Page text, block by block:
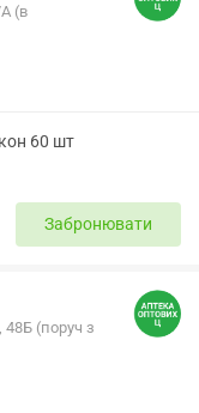
(в
60 шт
Забронювати
48Б (поруч з